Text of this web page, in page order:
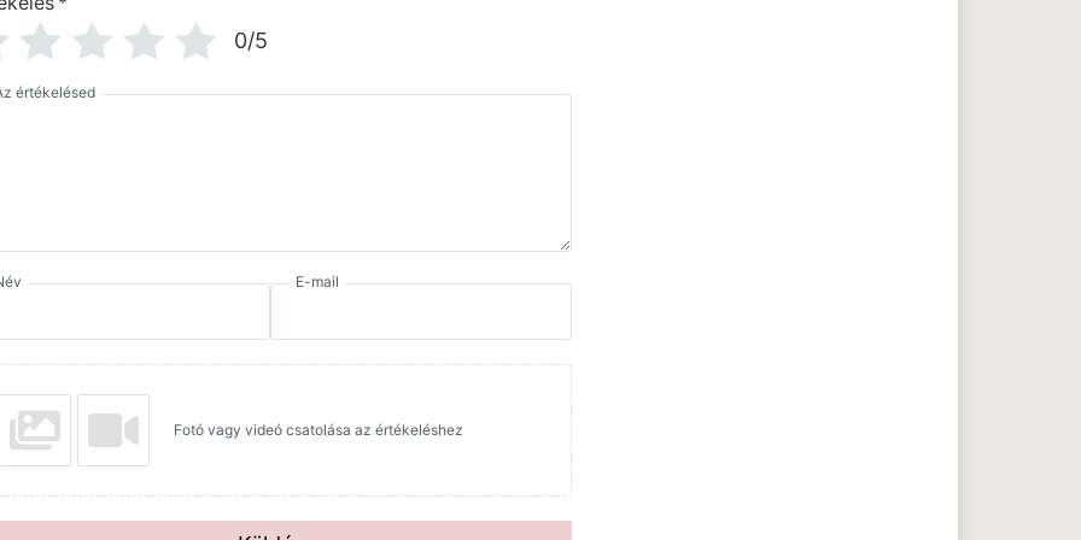
0/5
értékelésed
E-mail
Fotó vagy videó csatolása az értékeléshez